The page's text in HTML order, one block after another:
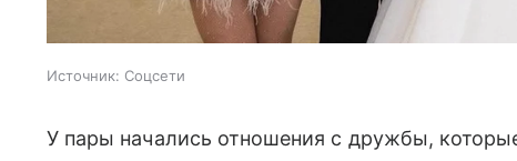
Источник: Соцсети
У пары начались отношения с дружбы,